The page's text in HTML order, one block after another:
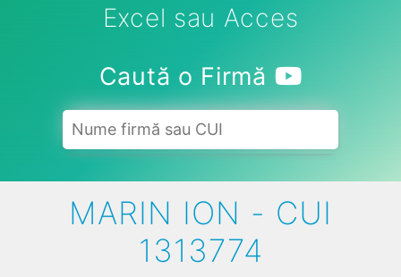
Excel sau Acces
Caută o Firmă
MARIN ION - CUI
1313774